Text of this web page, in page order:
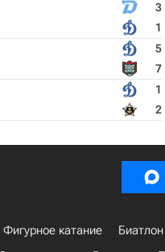
3
1
5
7
1
2
Фигурное катание Биатлон